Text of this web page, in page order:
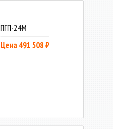
ПГП-24М
Цена 491 508 ₽